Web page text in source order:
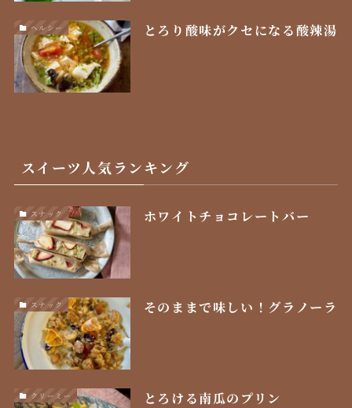
ヘルシー とろり酸味がクセになる酸辣湯
スイーツ人気ランキング
スナック ホワイトチョコレートバー
スナック そのままで味しい！グラノーラ
クリーミー とろける南瓜のプリン